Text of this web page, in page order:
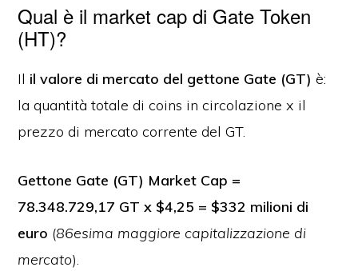
Qual è il market cap di Gate Token
(HT)?
Il il valore di mercato del gettone Gate (GT) è:
la quantità totale di coins in circolazione x il
prezzo di mercato corrente del GT.
Gettone Gate (GT) Market Cap =
78.348.729,17 GT x $4,25 = $332 milioni di
euro (86esima maggiore capitalizzazione di
mercato).